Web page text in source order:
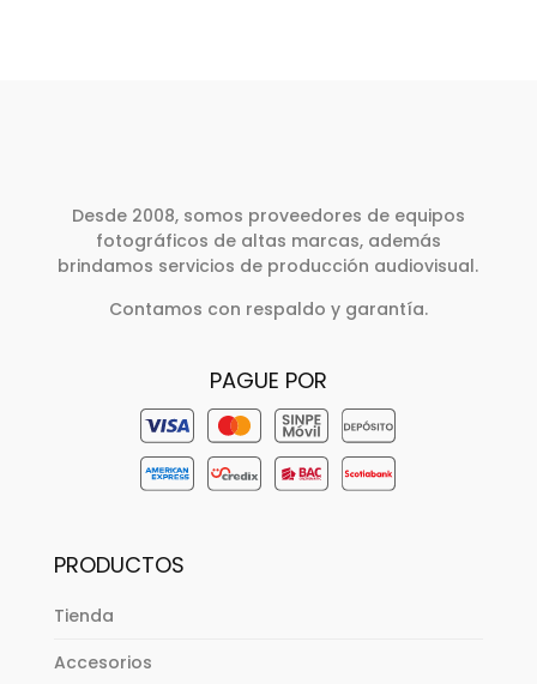
Desde 2008, somos proveedores de equipos
fotográficos de altas marcas, además
brindamos servicios de producción audiovisual.
Contamos con respaldo y garantía.
PAGUE POR
PRODUCTOS
Tienda
Accesorios